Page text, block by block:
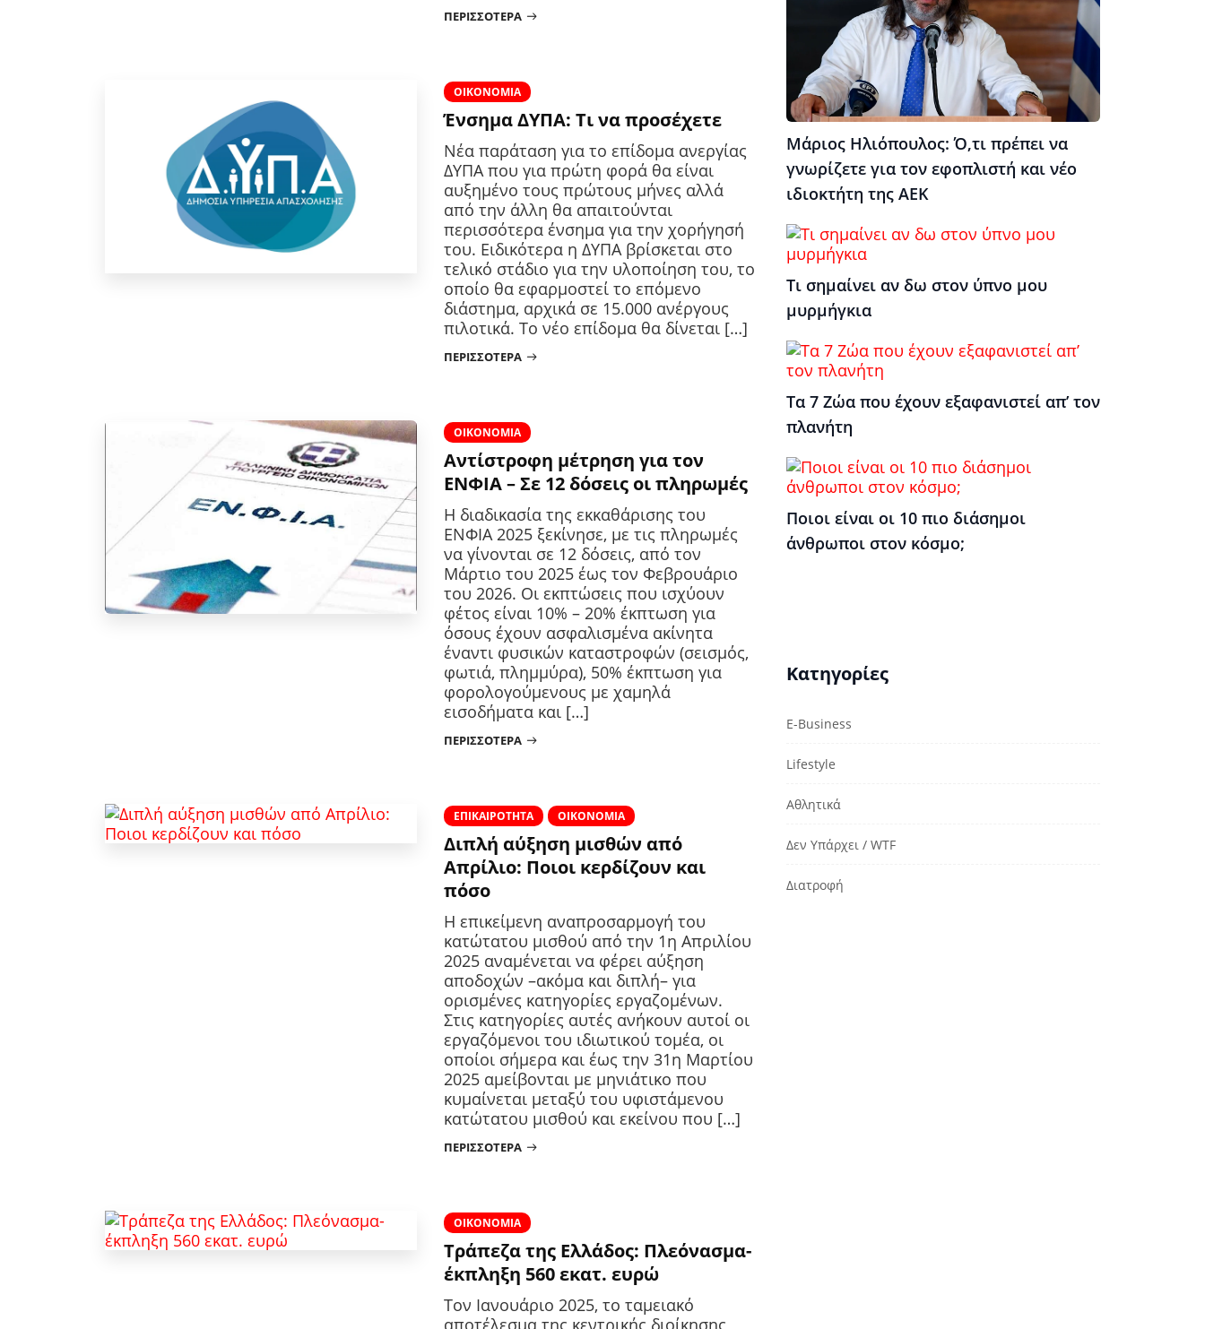
ΠΕΡΙΣΣΌΤΕΡΑ
ΟΙΚΟΝΟΜΊΑ
Ένσημα ΔΥΠΑ: Τι να προσέχετε
Νέα παράταση για το επίδομα ανεργίας
ΔΥΠΑ που για πρώτη φορά θα είναι
αυξημένο τους πρώτους μήνες αλλά
από την άλλη θα απαιτούνται
περισσότερα ένσημα για την χορήγησή
του. Ειδικότερα η ΔΥΠΑ βρίσκεται στο
τελικό στάδιο για την υλοποίηση του, το
οποίο θα εφαρμοστεί το επόμενο
διάστημα, αρχικά σε 15.000 ανέργους
πιλοτικά. Το νέο επίδομα θα δίνεται […]
ΠΕΡΙΣΣΌΤΕΡΑ
ΟΙΚΟΝΟΜΊΑ
Αντίστροφη μέτρηση για τον
ΕΝΦΙΑ – Σε 12 δόσεις οι πληρωμές
Η διαδικασία της εκκαθάρισης του
ΕΝΦΙΑ 2025 ξεκίνησε, με τις πληρωμές
να γίνονται σε 12 δόσεις, από τον
Μάρτιο του 2025 έως τον Φεβρουάριο
του 2026. Οι εκπτώσεις που ισχύουν
φέτος είναι 10% – 20% έκπτωση για
όσους έχουν ασφαλισμένα ακίνητα
έναντι φυσικών καταστροφών (σεισμός,
φωτιά, πλημμύρα), 50% έκπτωση για
φορολογούμενους με χαμηλά
εισοδήματα και […]
ΠΕΡΙΣΣΌΤΕΡΑ
ΕΠΙΚΑΙΡΌΤΗΤΑ ΟΙΚΟΝΟΜΊΑ
Διπλή αύξηση μισθών από
Απρίλιο: Ποιοι κερδίζουν και
πόσο
Η επικείμενη αναπροσαρμογή του
κατώτατου μισθού από την 1η Απριλίου
2025 αναμένεται να φέρει αύξηση
αποδοχών –ακόμα και διπλή– για
ορισμένες κατηγορίες εργαζομένων.
Στις κατηγορίες αυτές ανήκουν αυτοί οι
εργαζόμενοι του ιδιωτικού τομέα, οι
οποίοι σήμερα και έως την 31η Μαρτίου
2025 αμείβονται με μηνιάτικο που
κυμαίνεται μεταξύ του υφιστάμενου
κατώτατου μισθού και εκείνου που […]
ΠΕΡΙΣΣΌΤΕΡΑ
ΟΙΚΟΝΟΜΊΑ
Τράπεζα της Ελλάδος: Πλεόνασμα-
έκπληξη 560 εκατ. ευρώ
Τον Ιανουάριο 2025, το ταμειακό
Μάριος Ηλιόπουλος: Ό,τι πρέπει να
γνωρίζετε για τον εφοπλιστή και νέο
ιδιοκτήτη της ΑΕΚ
Τι σημαίνει αν δω στον ύπνο μου
μυρμήγκια
Τα 7 Ζώα που έχουν εξαφανιστεί απ’ τον
πλανήτη
Ποιοι είναι οι 10 πιο διάσημοι
άνθρωποι στον κόσμο;
Κατηγορίες
E-Business
Lifestyle
Αθλητικά
Δεν Υπάρχει / WTF
Διατροφή